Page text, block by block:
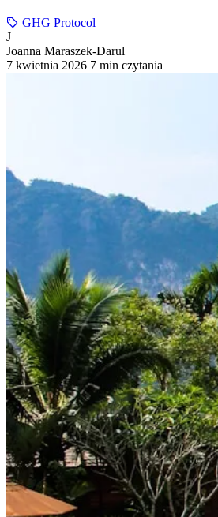
GHG Protocol
J
Joanna Maraszek-Darul
7 kwietnia 2026 7 min czytania